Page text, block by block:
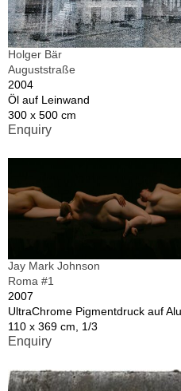
Holger Bär
Auguststraße
2004
Öl auf Leinwand
300 x 500 cm
Enquiry
Jay Mark Johnson
Roma #1
2007
UltraChrome Pigmentdruck auf
110 x 369 cm, 1/3
Enquiry